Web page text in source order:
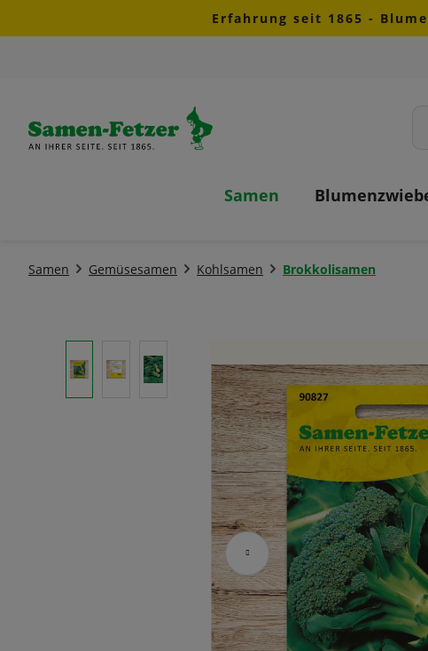
Zur Hauptnavigation springenErfahrung seit 1865 -
Samen
Samen Gemüsesamen Kohlsamen Brokkolisamen